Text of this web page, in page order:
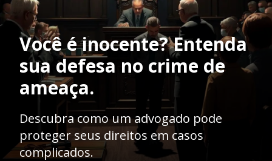
Você é inocente? Entenda
sua defesa no crime de
ameaça.
Descubra como um advogado pode
proteger seus direitos em casos
complicados.